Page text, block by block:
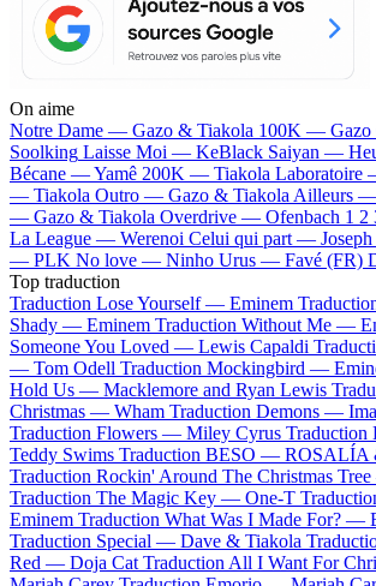
On aime
Notre Dame — Gazo & Tiakola 100K — Gazo
Soolking Laisse Moi — KeBlack Saiyan —
Bécane —Yamê 200K — Tiakola Laboratoire
— Tiakola Outro — Gazo & Tiakola Ailleurs —
— Gazo & Tiakola Overdrive — Ofenbach 1
La League — Werenoi Celui qui part —
— PLK No love — Ninho Urus — Favé (FR)
Top traduction
Traduction Lose Yourself — Eminem
Shady — Eminem Traduction Without Me —
Someone You Loved — Lewis Capaldi
— Tom Odell Traduction Mockingbird —
Hold Us — Macklemore and Ryan Lewis
Christmas — Wham Traduction Demons —
Traduction Flowers — Miley Cyrus
Teddy Swims Traduction BESO — ROSALÍA
Traduction Rockin' Around The Christmas
Traduction The Magic Key — One-T
Eminem Traduction What Was I Made For? —
Traduction Special — Dave & Tiakola
Red — Doja Cat Traduction All I Want For